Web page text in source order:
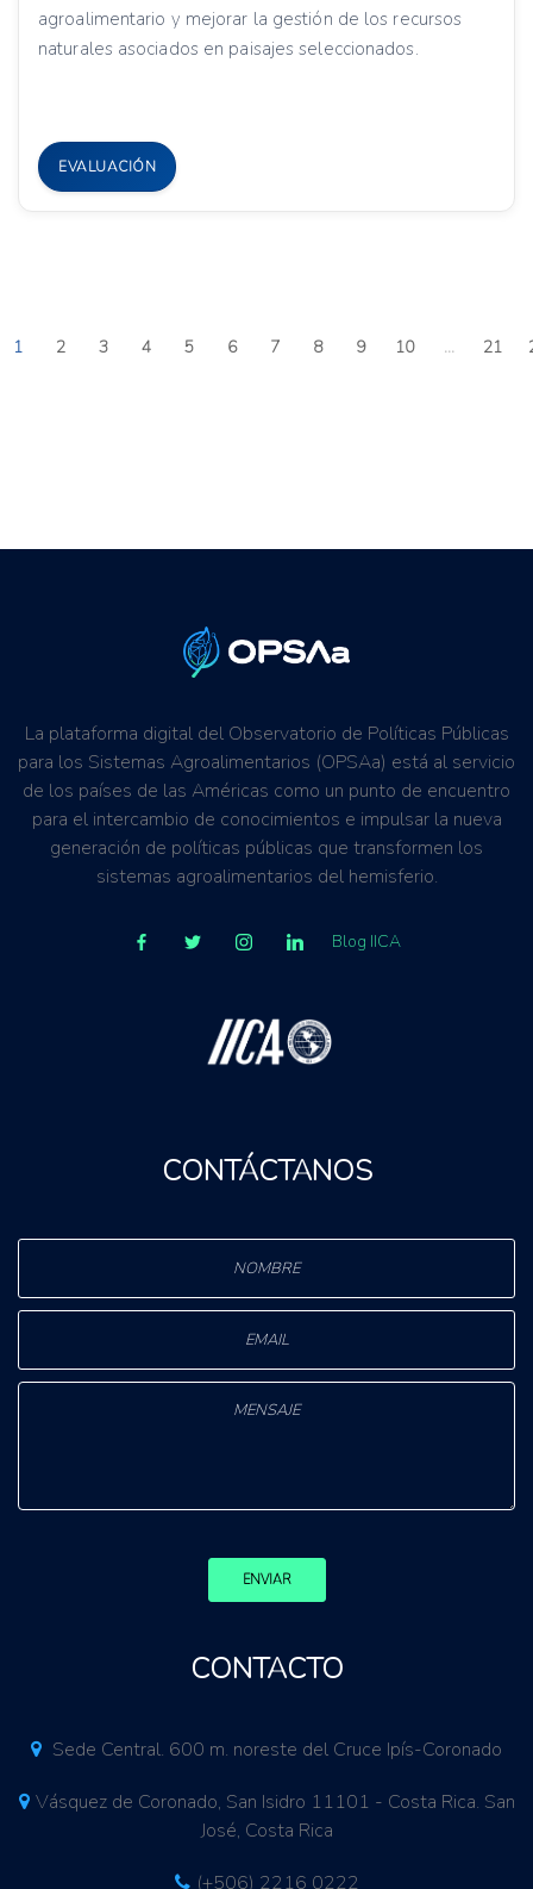
agroalimentario y mejorar la gestión de los recursos
naturales asociados en paisajes seleccionados.
EVALUACIÓN
1 2 3 4 5 6 7 8 9 10 ... 21
La plataforma digital del Observatorio de Políticas Públicas
para los Sistemas Agroalimentarios (OPSAa) está al servicio
de los países de las Américas como un punto de encuentro
para el intercambio de conocimientos e impulsar la nueva
generación de políticas públicas que transformen los
sistemas agroalimentarios del hemisferio.
Blog IICA
CONTÁCTANOS
ENVIAR
CONTACTO
Sede Central. 600 m. noreste del Cruce Ipís-Coronado
Vásquez de Coronado, San Isidro 11101 - Costa Rica. San
José, Costa Rica
(+506) 2216 0222